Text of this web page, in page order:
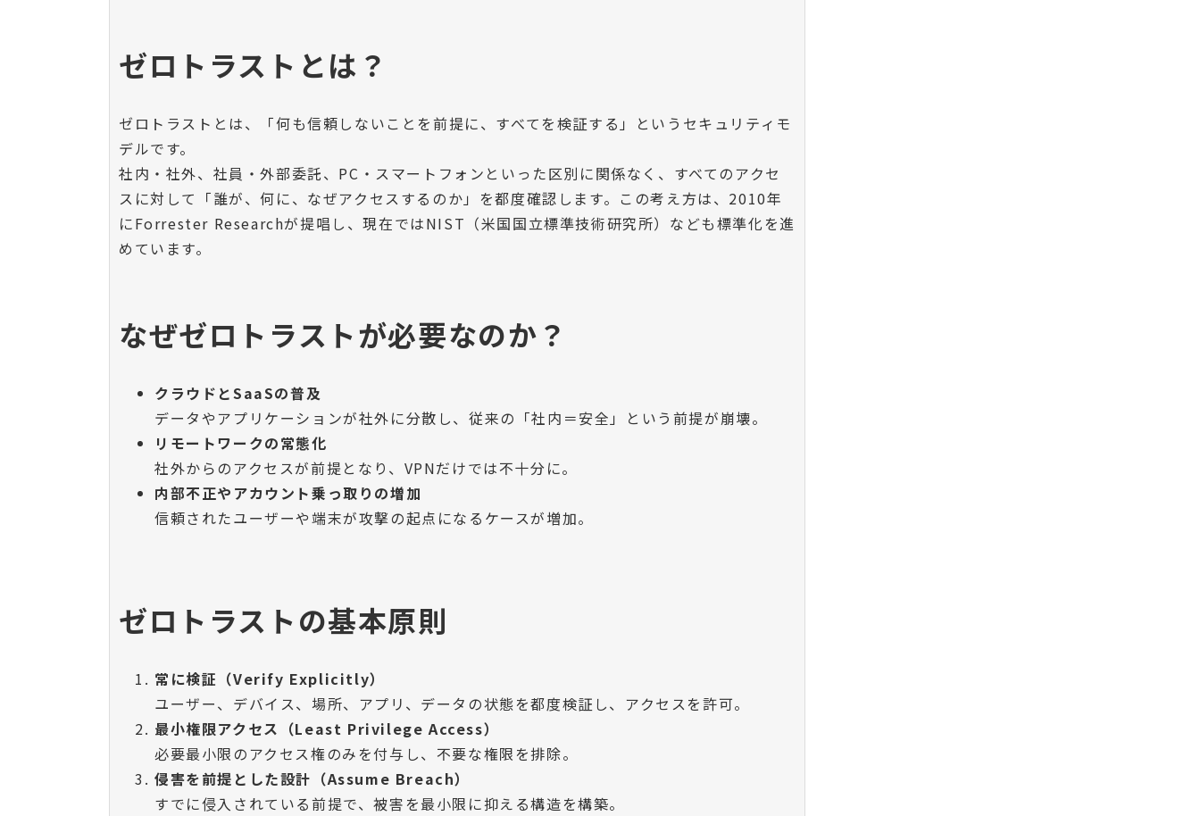
ゼロトラストとは？
ゼロトラストとは、「何も信頼しないことを前提に、すべてを検証する」というセキュリティモ
デルです。
社内・社外、社員・外部委託、PC・スマートフォンといった区別に関係なく、すべてのアクセ
スに対して「誰が、何に、なぜアクセスするのか」を都度確認します。この考え方は、2010年
にForrester Researchが提唱し、現在ではNIST（米国国立標準技術研究所）なども標準化を進
めています。
なぜゼロトラストが必要なのか？
クラウドとSaaSの普及
データやアプリケーションが社外に分散し、従来の「社内＝安全」という前提が崩壊。
リモートワークの常態化
社外からのアクセスが前提となり、VPNだけでは不十分に。
内部不正やアカウント乗っ取りの増加
信頼されたユーザーや端末が攻撃の起点になるケースが増加。
ゼロトラストの基本原則
常に検証（Verify Explicitly）
ユーザー、デバイス、場所、アプリ、データの状態を都度検証し、アクセスを許可。
最小権限アクセス（Least Privilege Access）
必要最小限のアクセス権のみを付与し、不要な権限を排除。
侵害を前提とした設計（Assume Breach）
すでに侵入されている前提で、被害を最小限に抑える構造を構築。